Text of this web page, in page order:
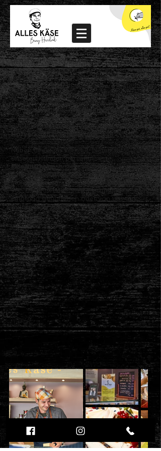
HERZLICH WILLKOMMEN - wir freuen uns,
dass Sie zu uns gefunden haben. Käse ist
unsere Leidenschaft und genau diese
versuchen wir auch auf unserer Homepage
zu transportieren. Persönlich sind wir mit
unserem Käsemobil dienstags bis samstags
auf ausgewählten Wochenmärktenin
Brandenburg unterwegs. Jeden
zweitenDonnerstag findet zudem unser
Hofverkauf in Schmergowstatt.
Neben direktem Verkauf, bieten wir
unseren Kunden personalisierte
Käsegutscheine, erstellen und
liefern
Käseplatten
aus und bereiten
individuell zusammengestellteKäsepakete
vor, die entweder am Käsestand in
Empfang genommen oder von uns auf
Anfrage versendet werden können.